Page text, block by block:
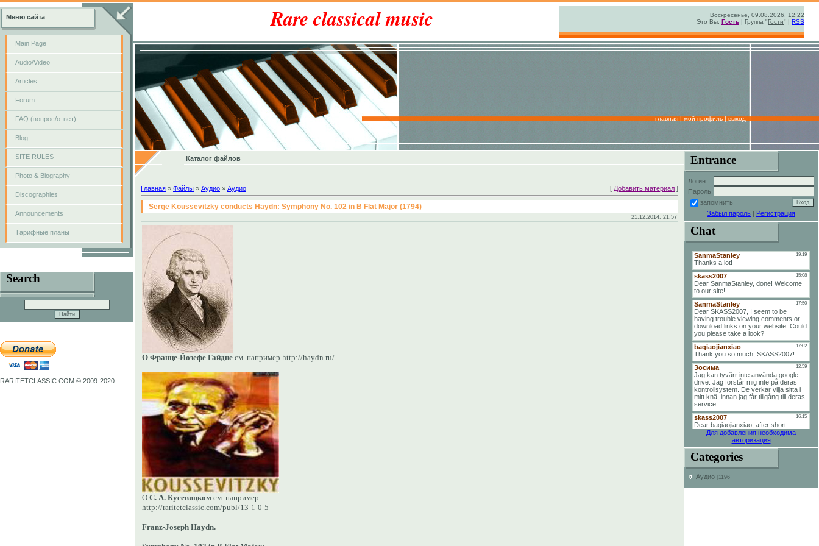
Меню сайта
Main Page
Audio/Video
Articles
Forum
FAQ (вопрос/ответ)
Blog
SITE RULES
Photo & Biography
Discographies
Announcements
Тарифные планы
Search
RARITETCLASSIC.COM © 2009-2020
Rare classical music
Воскресенье, 09.08.2026, 12:22
Это Вы: Гость | Группа "Гости" | RSS
главная|мой профиль|выход
Каталог файлов
Главная » Файлы » Аудио » Аудио [ Добавить материал ]
Serge Koussevitzky conducts Haydn: Symphony No. 102 in B Flat Major (1794)
21.12.2014, 21:57
О Франце-Йозефе Гайдне см. например http://haydn.ru/
О С. А. Кусевицком см. например
http://raritetclassic.com/publ/13-1-0-5
Franz-Joseph Haydn.
Entrance
Логин:
Пароль:
запомнить
Забыл пароль | Регистрация
Chat
Для добавления необходима
авторизация
Categories
Аудио [1196]